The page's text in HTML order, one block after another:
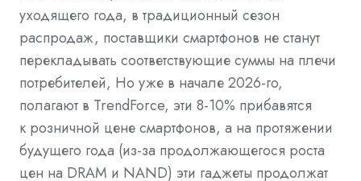
уходящего года, в традиционный сезон
распродаж, поставщики смартфонов не станут
перекладывать соответствующие суммы на плечи
потребителей, Но уже в начале 2026-го,
полагают в TrendForce, эти 8-10% прибавятся
к розничной цене смартфонов, а на протяжении
будущего года (из-за продолжающегося роста
цен на DRAM и NAND) эти гаджеты продолжат